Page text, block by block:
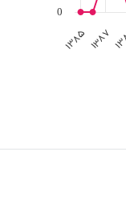
۱۳۸۵۱۳۸۷
0